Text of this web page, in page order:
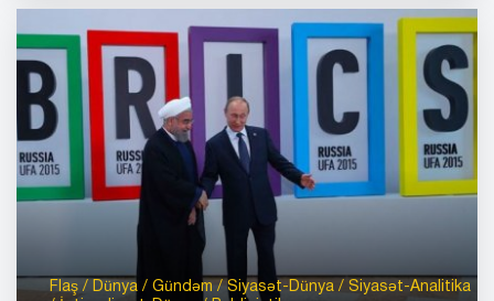
Flaş / Dünya / Gündəm / Siyasət-Dünya / Siyasət-Analitika